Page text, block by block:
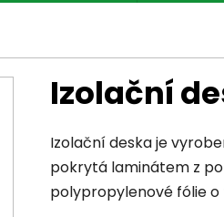
Izolační
Izolační deska je
pokrytá laminátem z
polypropylenové fólie o